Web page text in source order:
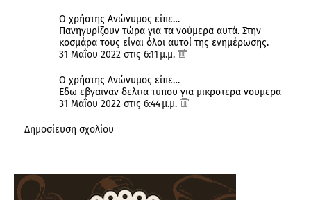
Ο χρήστης Ανώνυμος είπε…
Πανηγυρίζουν τώρα για τα νούμερα αυτά. Στην
κοσμάρα τους είναι όλοι αυτοί της ενημέρωσης.
31 Μαΐου 2022 στις 6:11 μ.μ.
Ο χρήστης Ανώνυμος είπε…
Εδω εβγαιναν δελτια τυπου για μικροτερα νουμερα
31 Μαΐου 2022 στις 6:44 μ.μ.
Δημοσίευση σχολίου